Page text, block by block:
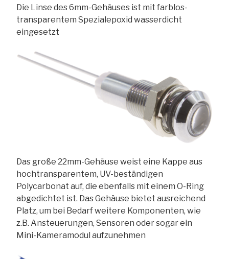
Die Linse des 6mm-Gehäuses ist mit farblos-
transparentem Spezialepoxid wasserdicht
eingesetzt
Das große 22mm-Gehäuse weist eine Kappe aus
hochtransparentem, UV-beständigen
Polycarbonat auf, die ebenfalls mit einem O-Ring
abgedichtet ist. Das Gehäuse bietet ausreichend
Platz, um bei Bedarf weitere Komponenten, wie
z.B. Ansteuerungen, Sensoren oder sogar ein
Mini-Kameramodul aufzunehmen